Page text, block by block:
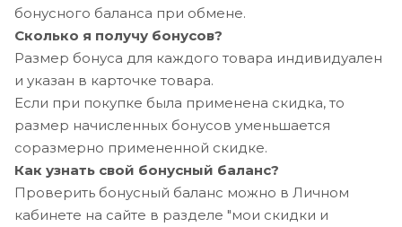
бонусного баланса при обмене.
Сколько я получу бонусов?
Размер бонуса для каждого товара индивидуален
и указан в карточке товара.
Если при покупке была применена скидка, то
размер начисленных бонусов уменьшается
соразмерно примененной скидке.
Как узнать свой бонусный баланс?
Проверить бонусный баланс можно в Личном
кабинете на сайте в разделе "мои скидки и